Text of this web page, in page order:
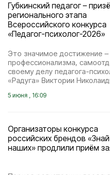
Губкинский педагог –
регионального этапа
Всероссийского конкурса
«Педагог-психолог-2026»
Это значимое достижение –
профессионализма,
своему делу педагога-
«Радуга» Виктории
5 июня , 16:09
Организаторы конкурса
российских брендов «Знай
наших» продлили приём